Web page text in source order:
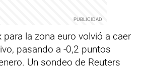
para la zona euro volvió a caer
pasando a -0,2 puntos
Un sondeo de Reuters